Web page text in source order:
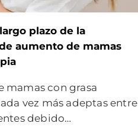
plazo de la
aumento de mamas
mamas con grasa
vez más adeptas entre
debido…